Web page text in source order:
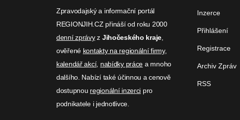
Zpravodajský a informační portál
REGIONJIH.CZ přináší od roku 2000
denní zprávyz Jihočeského kraje
ověřené kontakty na regionální firmy,
kalendář akcí, nabídky práce a mnoho
dalšího. Nabízí také účinnou a cenově
dostupnou regionální inzerci pro
podnikatele i jednotlivce.
Inzerce
Přihlášení
Registrace
Archiv Zpráv
RSS